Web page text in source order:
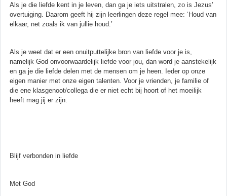
Als je die liefde kent in je leven, dan ga je iets uitstralen, zo is Jezus’
overtuiging. Daarom geeft hij zijn leerlingen deze regel mee: ‘Houd van
elkaar, net zoals ik van jullie houd.’
Als je weet dat er een onuitputtelijke bron van liefde voor je is,
namelijk God onvoorwaardelijk liefde voor jou, dan word je aanstekelijk
en ga je die liefde delen met de mensen om je heen. Ieder op onze
eigen manier met onze eigen talenten. Voor je vrienden, je familie of
die ene klasgenoot/collega die er niet echt bij hoort of het moeilijk
heeft mag jij er zijn.
Blijf verbonden in liefde
Met God